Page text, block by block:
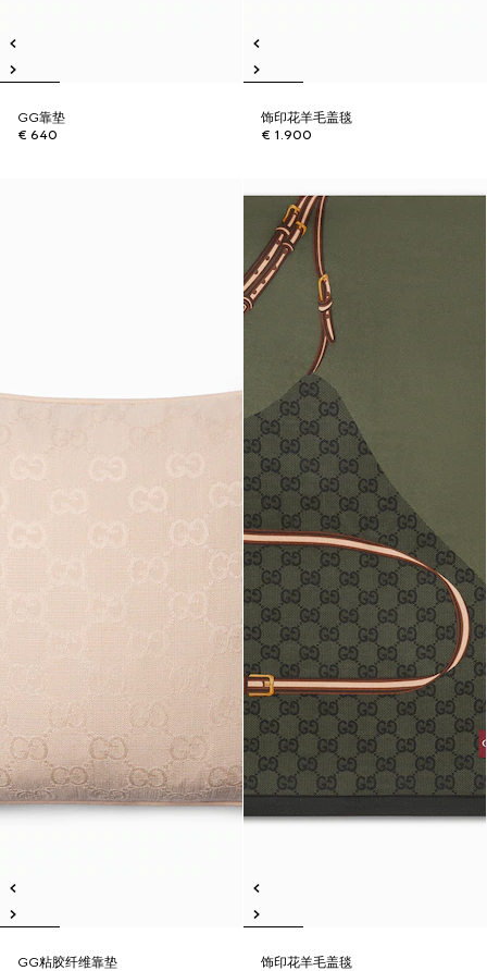
GG靠垫
€ 640
饰印花羊毛盖毯
€ 1.900
GG粘胶纤维靠垫
饰印花羊毛盖毯